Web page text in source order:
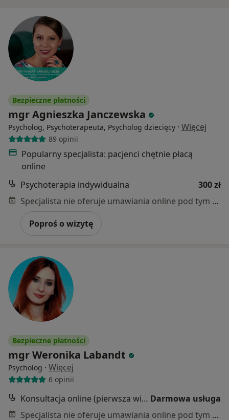
Bezpieczne płatności
mgr Agnieszka Janczewska
Psycholog, Psychoterapeuta, Psycholog dziecięcy · Więcej
89 opinii
Popularny specjalista: pacjenci chętnie płacą
online
Psychoterapia indywidualna
300 zł
Specjalista nie oferuje umawiania online pod tym adresem.
Poproś o wizytę
Bezpieczne płatności
mgr Weronika Labandt
Psycholog · Więcej
6 opinii
Konsultacja online (pierwsza wizyta) Darmowa usługa
Specjalista nie oferuje umawiania online pod tym adresem.